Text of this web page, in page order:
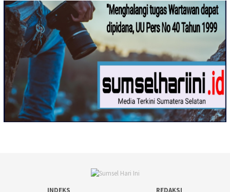
INDEKS REDAKSI